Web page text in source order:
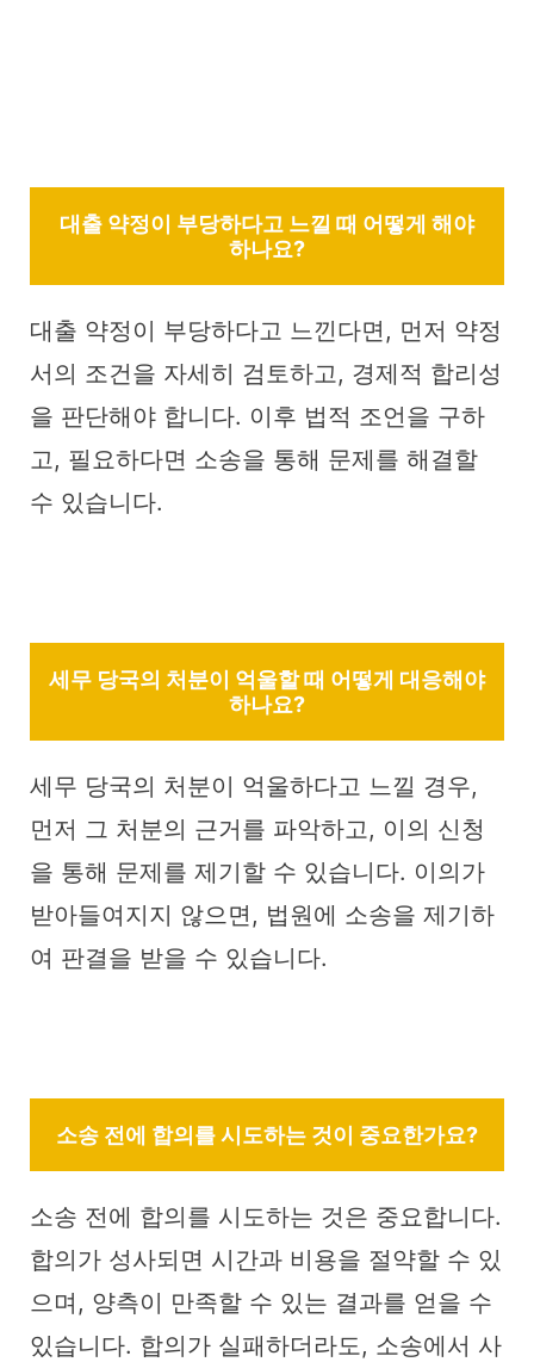
대출 약정이 부당하다고 느낄 때 어떻게 해야
하나요?
대출 약정이 부당하다고 느낀다면, 먼저 약정
서의 조건을 자세히 검토하고, 경제적 합리성
을 판단해야 합니다. 이후 법적 조언을 구하
고, 필요하다면 소송을 통해 문제를 해결할
수 있습니다.
세무 당국의 처분이 억울할 때 어떻게 대응해야
하나요?
세무 당국의 처분이 억울하다고 느낄 경우,
먼저 그 처분의 근거를 파악하고, 이의 신청
을 통해 문제를 제기할 수 있습니다. 이의가
받아들여지지 않으면, 법원에 소송을 제기하
여 판결을 받을 수 있습니다.
소송 전에 합의를 시도하는 것이 중요한가요?
소송 전에 합의를 시도하는 것은 중요합니다.
합의가 성사되면 시간과 비용을 절약할 수 있
으며, 양측이 만족할 수 있는 결과를 얻을 수
있습니다. 합의가 실패하더라도, 소송에서 사